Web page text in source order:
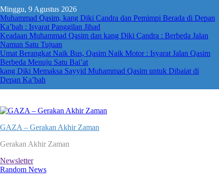
to
content
Minggu, 9 Agustus 2026
Muhammad Qasim, kang Diki Candra dan Pemimpi Berada di Depan
Ka’bah : Isyarat Panggilan Jihad
Keadaan Muhammad Qasim dan kang Diki Candra : Berbeda Jalan
Namun Satu Tujuan
Umat Berangkat Naik Bus, Qasim Naik Motor : Isyarat Jalan Qasim
Berbeda Menuju Satu Bai’at
kang Diki Memaksa Sayyid Muhammad Qasim untuk Dibaiat di
Depan Ka’bah
GAZA – Gerakan Akhir Zaman
Gerakan Akhir Zaman
Newsletter
Random News